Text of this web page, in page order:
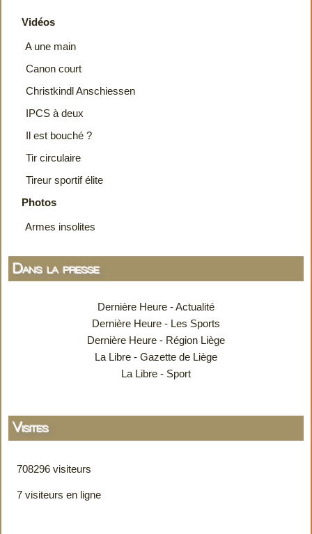
Vidéos
A une main
Canon court
Christkindl Anschiessen
IPCS à deux
Il est bouché ?
Tir circulaire
Tireur sportif élite
Photos
Armes insolites
Dans la presse
Dernière Heure - Actualité
Dernière Heure - Les Sports
Dernière Heure - Région Liège
La Libre - Gazette de Liège
La Libre - Sport
Visites
708296 visiteurs
7 visiteurs en ligne